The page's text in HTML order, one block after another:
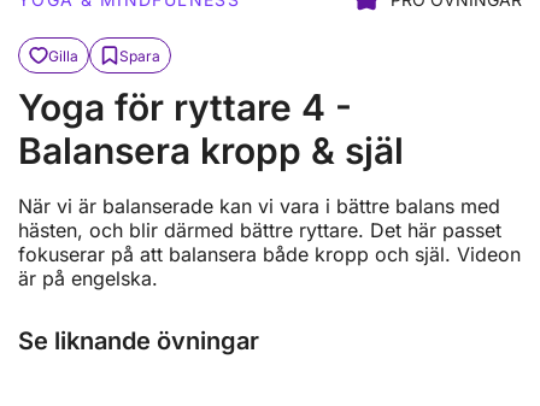
Gilla Spara
Yoga för ryttare 4 -
Balansera kropp & själ
När vi är balanserade kan vi vara i bättre balans med
hästen, och blir därmed bättre ryttare. Det här passet
fokuserar på att balansera både kropp och själ. Videon
är på engelska.
Se liknande övningar